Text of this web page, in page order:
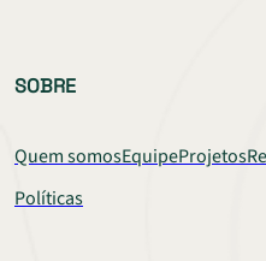
SOBRE
Quem somosEquipeProjetos
Políticas